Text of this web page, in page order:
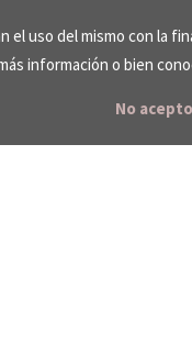
uso del mismo con la
información o bien
No acepto